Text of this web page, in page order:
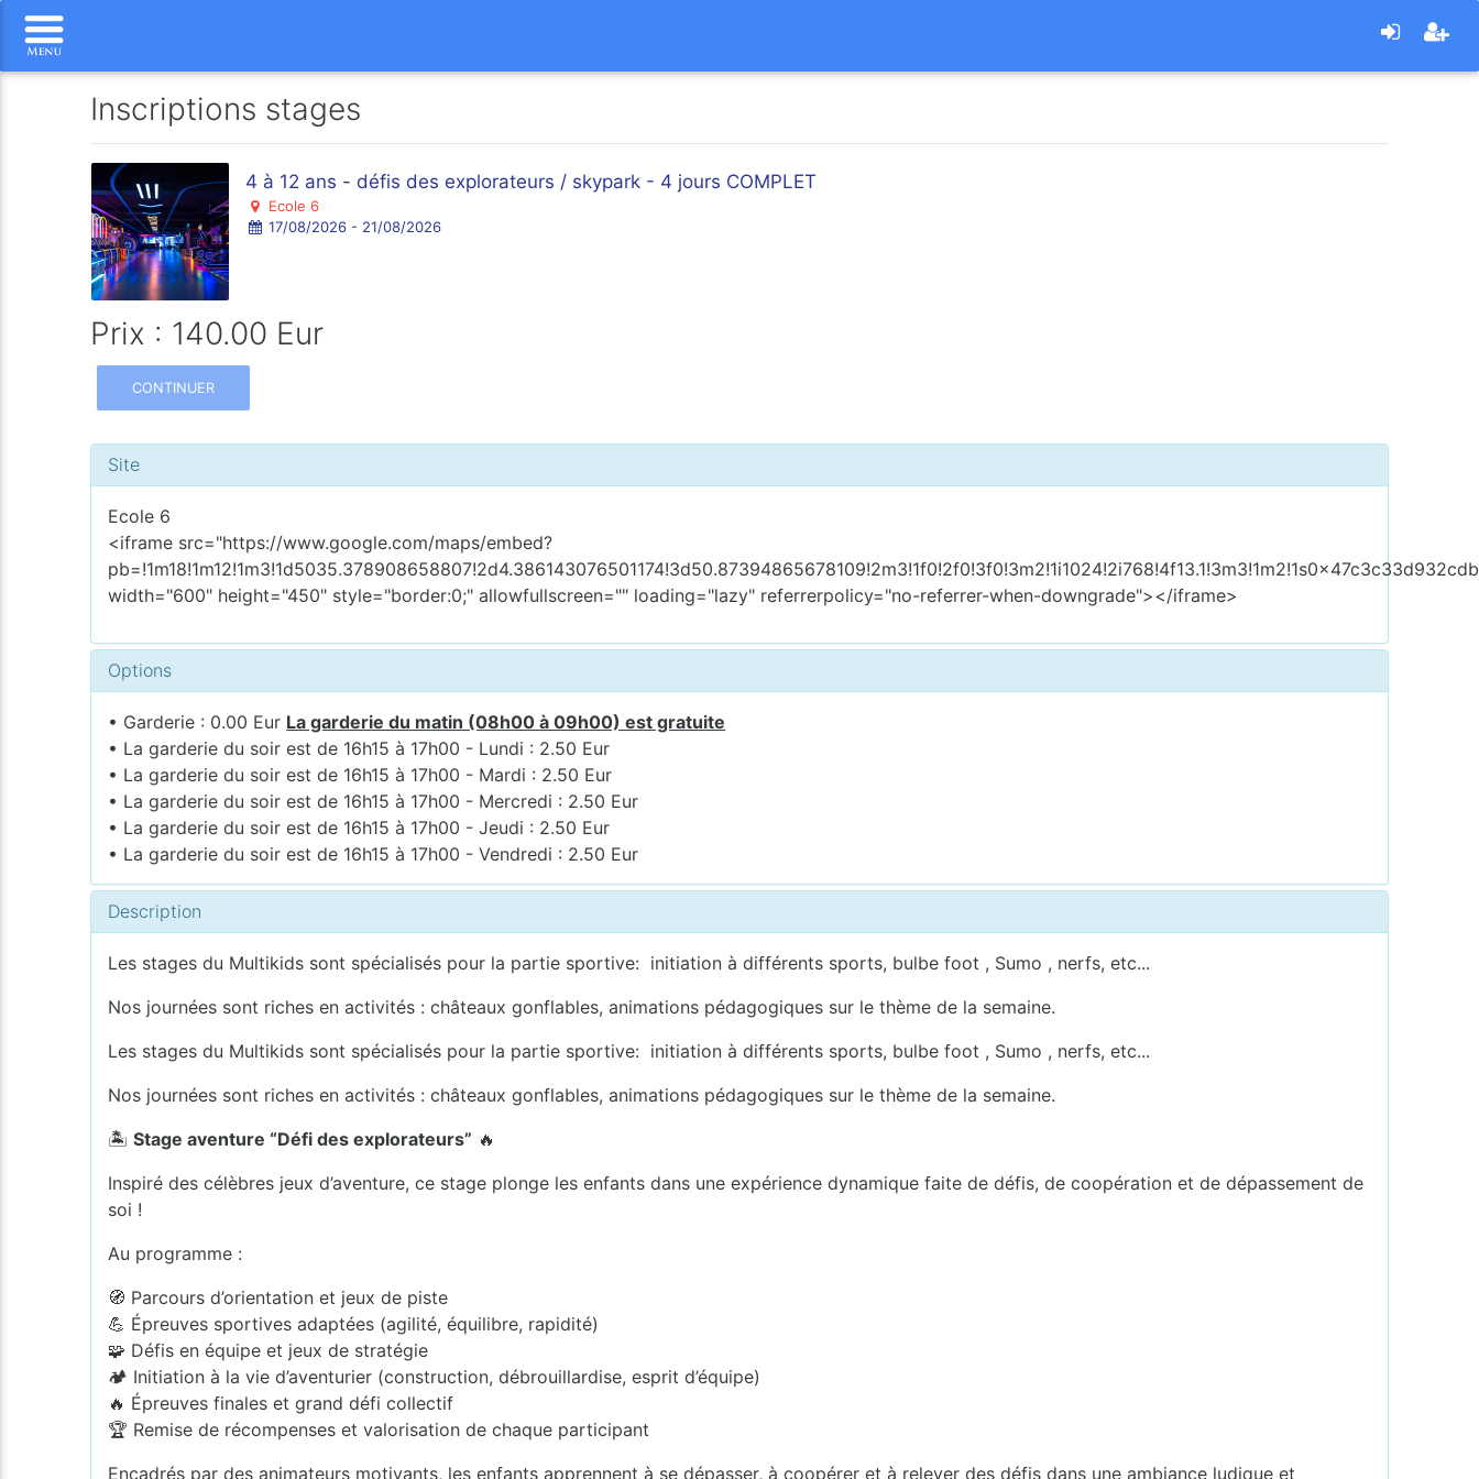
Inscriptions stages
4 à 12 ans - défis des explorateurs / skypark - 4 jours COMPLET
Ecole 6
17/08/2026 - 21/08/2026
Prix : 140.00 Eur
CONTINUER
Site
Ecole 6
<iframe src="https://www.google.com/maps/embed?
width="600" height="450" style="border:0;" allowfullscreen="" loading="lazy" referrerpolicy="no-referrer-when-downgrade"></iframe>
Options
• Garderie : 0.00 Eur La garderie du matin (08h00 à 09h00) est gratuite
• La garderie du soir est de 16h15 à 17h00 - Lundi : 2.50 Eur
• La garderie du soir est de 16h15 à 17h00 - Mardi : 2.50 Eur
• La garderie du soir est de 16h15 à 17h00 - Mercredi : 2.50 Eur
• La garderie du soir est de 16h15 à 17h00 - Jeudi : 2.50 Eur
• La garderie du soir est de 16h15 à 17h00 - Vendredi : 2.50 Eur
Description
Les stages du Multikids sont spécialisés pour la partie sportive: initiation à différents sports, bulbe foot , Sumo , nerfs, etc...
Nos journées sont riches en activités : châteaux gonflables, animations pédagogiques sur le thème de la semaine.
Les stages du Multikids sont spécialisés pour la partie sportive: initiation à différents sports, bulbe foot , Sumo , nerfs, etc...
Nos journées sont riches en activités : châteaux gonflables, animations pédagogiques sur le thème de la semaine.
🏝️Stage aventure “Défi des explorateurs” 🔥
Inspiré des célèbres jeux d’aventure, ce stage plonge les enfants dans une expérience dynamique faite de défis, de coopération et de dépassement de
soi !
Au programme :
🧭 Parcours d’orientation et jeux de piste
💪 Épreuves sportives adaptées (agilité, équilibre, rapidité)
🧩 Défis en équipe et jeux de stratégie
🏕️ Initiation à la vie d’aventurier (construction, débrouillardise, esprit d’équipe)
🔥 Épreuves finales et grand défi collectif
🏆 Remise de récompenses et valorisation de chaque participant
Encadrés par des animateurs motivants, les enfants apprennent à se dépasser, à coopérer et à relever des défis dans une ambiance ludique et